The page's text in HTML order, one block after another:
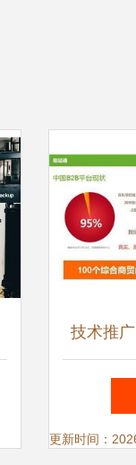
技术推
更新时间：